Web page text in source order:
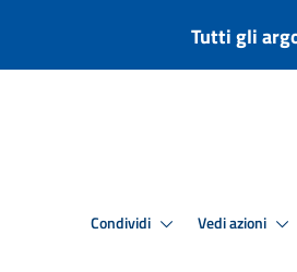
Tutti gli
Condividi Vedi azioni